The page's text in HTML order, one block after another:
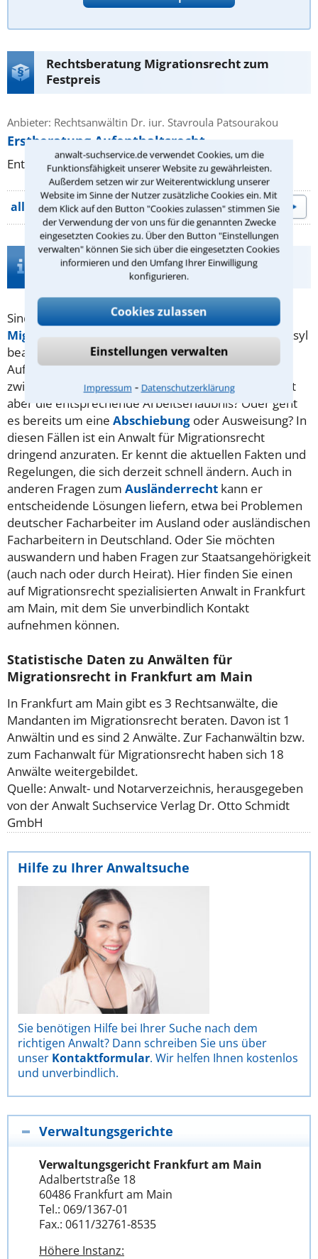
anwalt-suchservice.de verwendet Cookies, um die
Funktionsfähigkeit unserer Website zu gewährleisten.
Außerdem setzen wir zur Weiterentwicklung unserer
Website im Sinne der Nutzer zusätzliche Cookies ein. Mit
dem Klick auf den Button "Cookies zulassen" stimmen Sie
der Verwendung der von uns für die genannten Zwecke
eingesetzten Cookies zu. Über den Button "Einstellungen
verwalten" können Sie sich über die eingesetzten Cookies
informieren und den Umfang Ihrer Einwilligung
konfigurieren.
Cookies zulassen
Einstellungen verwalten
Impressum ⁃ Datenschutzerklärung
Rechtsberatung Migrationsrecht zum
Festpreis
Anbieter: Rechtsanwältin Dr. iur. Stavroula Patsourakou
Erstberatung Aufenthaltsrecht
Entgelt: 89.25 € inkl. MwSt.
alle Beratungsangebote
Infos zur Suche nach einem Anwalt für
Migrationsrecht in Frankfurt am Main
Sind Sie am Überlegen, ob ein Anwalt für
MigrationsrechtIhnen helfen kann? Möchten Sie Asyl
beantragen, habe Sie Probleme mit der
Aufenthaltsgenehmigung? Möchten Sie
zwischenzeitlich in Deutschland arbeiten, Ihnen fehlt
aber die entsprechende Arbeitserlaubnis? Oder geht
es bereits um eine Abschiebung oder Ausweisung? In
diesen Fällen ist ein Anwalt für Migrationsrecht
dringend anzuraten. Er kennt die aktuellen Fakten und
Regelungen, die sich derzeit schnell ändern. Auch in
anderen Fragen zum Ausländerrecht kann er
entscheidende Lösungen liefern, etwa bei Problemen
deutscher Facharbeiter im Ausland oder ausländischen
Facharbeitern in Deutschland. Oder Sie möchten
auswandern und haben Fragen zur Staatsangehörigkeit
(auch nach oder durch Heirat). Hier finden Sie einen
auf Migrationsrecht spezialisierten Anwalt in Frankfurt
am Main, mit dem Sie unverbindlich Kontakt
aufnehmen können.
Statistische Daten zu Anwälten für
Migrationsrecht in Frankfurt am Main
In Frankfurt am Main gibt es 3 Rechtsanwälte, die
Mandanten im Migrationsrecht beraten. Davon ist 1
Anwältin und es sind 2 Anwälte. Zur Fachanwältin bzw.
zum Fachanwalt für Migrationsrecht haben sich 18
Anwälte weitergebildet.
Quelle: Anwalt- und Notarverzeichnis, herausgegeben
von der Anwalt Suchservice Verlag Dr. Otto Schmidt
GmbH
Hilfe zu Ihrer Anwaltsuche
Sie benötigen Hilfe bei Ihrer Suche nach dem
richtigen Anwalt? Dann schreiben Sie uns über
unser Kontaktformular. Wir helfen Ihnen kostenlos
und unverbindlich.
Verwaltungsgerichte
Verwaltungsgericht Frankfurt am Main
Adalbertstraße 18
60486 Frankfurt am Main
Tel.: 069/1367-01
Fax.: 0611/32761-8535
Höhere Instanz: